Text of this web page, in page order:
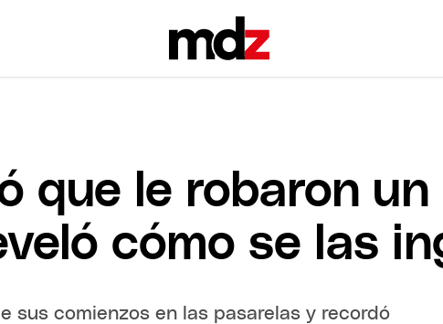
que le robaron
cómo se las
sus comienzos en las pasarelas y recordó